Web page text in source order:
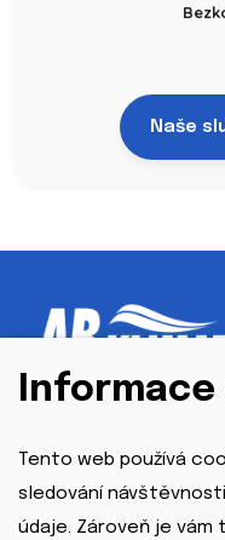
Naše
Montáž tepelného
Montáž klimatizace
Tento web používá
sledování
údaje. Zároveň je vám